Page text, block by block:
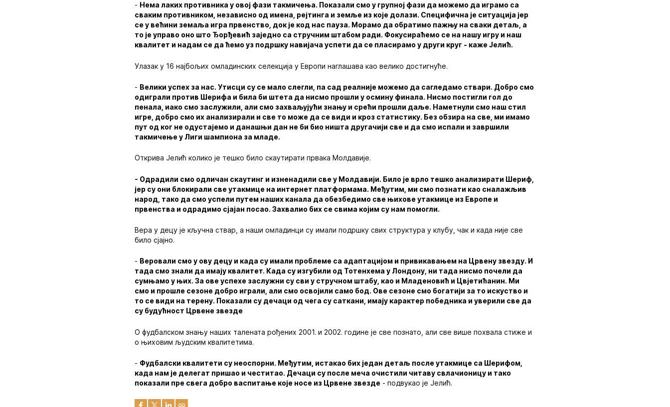
- Нема лаких противника у овој фази такмичења. Показали смо у групној фази да можемо да играмо са
сваким противником, независно од имена, рејтинга и земље из које долази. Специфична је ситуација јер
се у већини земаља игра првенство, док је код нас пауза. Морамо да обратимо пажњу на сваки детаљ, а
то је управо оно што Ђорђевић заједно са стручним штабом ради. Фокусираћемо се на нашу игру и наш
квалитет и надам се да ћемо уз подршку навијача успети да се пласирамо у други круг - каже Јелић.
Улазак у 16 најбољих омладинских селекција у Европи наглашава као велико достигнуће.
- Велики успех за нас. Утисци су се мало слегли, па сад реалније можемо да сагледамо ствари. Добро смо
одиграли против Шерифа и била би штета да нисмо прошли у осмину финала. Нисмо постигли гол до
пенала, иако смо заслужили, али смо захваљујући знању и срећи прошли даље. Наметнули смо наш стил
игре, добро смо их анализирали и све то може да се види и кроз статистику. Без обзира на све, ми имамо
пут од ког не одустајемо и данашњи дан не би био ништа другачији све и да смо испали и завршили
такмичење у Лиги шампиона за младе.
Открива Јелић колико је тешко било скаутирати првака Молдавије.
- Одрадили смо одличан скаутинг и изненадили све у Молдавији. Било је врло тешко анализирати Шериф,
јер су они блокирали све утакмице на интернет платформама. Међутим, ми смо познати као сналажљив
народ, тако да смо успели путем наших канала да обезбедимо све њихове утакмице из Европе и
првенства и одрадимо сјајан посао. Захвалио бих се свима којим су нам помогли.
Вера у децу је кључна ствар, а наши омладинци су имали подршку свих структура у клубу, чак и када није све
било сјајно.
- Веровали смо у ову децу и када су имали проблеме са адаптацијом и привикавањем на Црвену звезду. И
тада смо знали да имају квалитет. Када су изгубили од Тотенхема у Лондону, ни тада нисмо почели да
сумњамо у њих. За ове успехе заслужни су сви у стручном штабу, као и Младеновић и Цвјетићанин. Ми
смо и прошле сезоне добро играли, али смо освојили само бод. Ове сезоне смо богатији за то искуство и
то се види на терену. Показали су дечаци од чега су саткани, имају карактер победника и уверили све да
су будућност Црвене звезде
О фудбалском знању наших талената рођених 2001. и 2002. године је све познато, али све више похвала стиже и
о њиховим људским квалитетима.
- Фудбалски квалитети су неоспорни. Међутим, истакао бих један детаљ после утакмице са Шерифом,
када нам је делегат пришао и честитао. Дечаци су после меча очистили читаву свлачионицу и тако
показали пре свега добро васпитање које носе из Црвене звезде - подвукао је Јелић.